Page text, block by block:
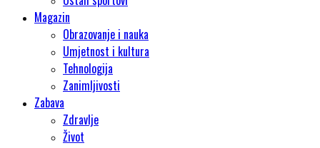
Magazin
Obrazovanje i nauka
Umjetnost i kultura
Tehnologija
Zanimljivosti
Zabava
Zdravlje
Život